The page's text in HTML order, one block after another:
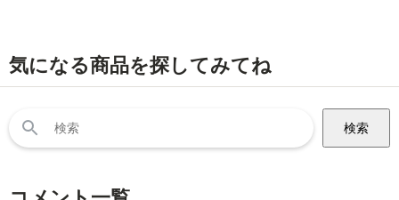
気になる商品を探してみてね
索: